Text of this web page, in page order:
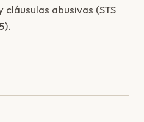
abusivas (STS